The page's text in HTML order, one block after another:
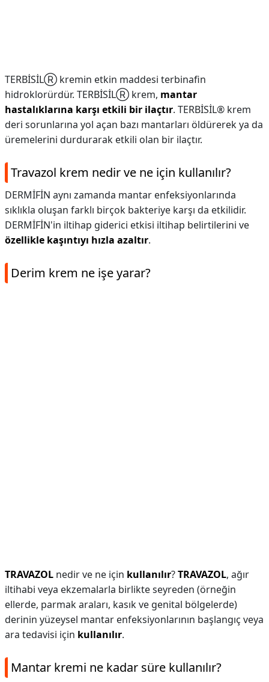
TERBİSİLⓇ kremin etkin maddesi terbinafin
hidroklorürdür. TERBİSİLⓇ krem, mantar
hastalıklarına karşı etkili bir ilaçtır. TERBİSİL® krem
deri sorunlarına yol açan bazı mantarları öldürerek ya da
üremelerini durdurarak etkili olan bir ilaçtır.
Travazol krem nedir ve ne için kullanılır?
DERMİFİN aynı zamanda mantar enfeksiyonlarında
sıklıkla oluşan farklı birçok bakteriye karşı da etkilidir.
DERMİFİN'in iltihap giderici etkisi iltihap belirtilerini ve
özellikle kaşıntıyı hızla azaltır.
Derim krem ne işe yarar?
TRAVAZOL nedir ve ne için kullanılır?TRAVAZOL, ağır
iltihabi veya ekzemalarla birlikte seyreden (örneğin
ellerde, parmak araları, kasık ve genital bölgelerde)
derinin yüzeysel mantar enfeksiyonlarının başlangıç veya
ara tedavisi için kullanılır.
Mantar kremi ne kadar süre kullanılır?